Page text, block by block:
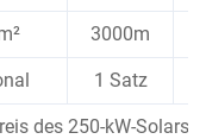
3000m
1 Satz
des 250-kW-